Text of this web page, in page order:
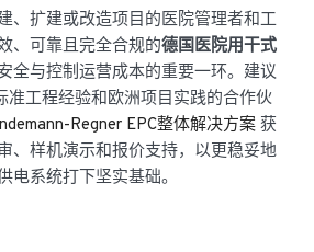
、扩建或改造项目的医院管理者和工
、可靠且完全合规的德国医院用干式
全与控制运营成本的重要一环。建议
准工程经验和欧洲项目实践的合作伙
Regner EPC整体解决方案 获
、样机演示和报价支持，以更稳妥地
电系统打下坚实基础。